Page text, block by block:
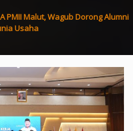
PMII Malut, Wagub Dorong Alumni
Usaha